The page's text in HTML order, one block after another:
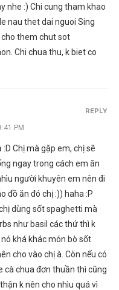
nhe :) Chi cung tham khao
nau thet dai nguoi Sing
cho them chut sot
Chi chua thu, k biet co
PM
:D Chị mà gặp em, chị sẽ
ngay trong cách em ăn
người khuyên em nên đi
đồ ăn đó chị :)) haha :P
dùng sốt spaghetti mà
như basil các thứ thì k
khá khác món bò sốt
cho vào chị à. Còn nếu có
cà chua đơn thuần thì cũng
k nên cho nhìu quá vì
REPLY